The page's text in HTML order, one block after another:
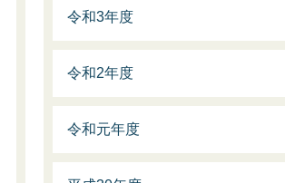
令和3年度
令和2年度
令和元年度